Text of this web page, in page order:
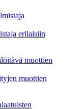
erilaisiin
muottien